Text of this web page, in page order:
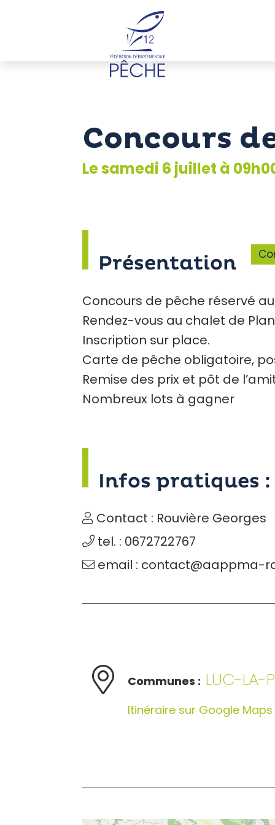
Concours
Le samedi 6 juillet à
Présentation
Concours de pêche réservé
Rendez-vous au chalet de
Inscription sur place.
Carte de pêche obligatoire,
Remise des prix et pôt de
Nombreux lots à gagner
Infos pratiques :
Contact : Rouvière Georges
tel. : 0672722767
email : contact@aappma-
Communes : LUC-LA-
Itinéraire sur Google Maps